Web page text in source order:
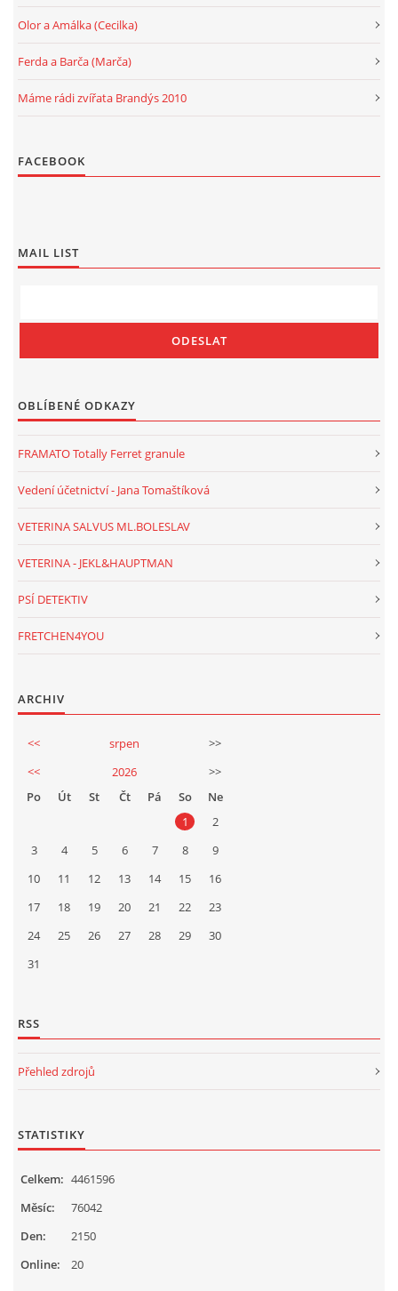
Olor a Amálka (Cecilka)
Ferda a Barča (Marča)
Máme rádi zvířata Brandýs 2010
FACEBOOK
MAIL LIST
OBLÍBENÉ ODKAZY
FRAMATO Totally Ferret granule
Vedení účetnictví - Jana Tomaštíková
VETERINA SALVUS ML.BOLESLAV
VETERINA - JEKL&HAUPTMAN
PSÍ DETEKTIV
FRETCHEN4YOU
ARCHIV
<< srpen
>>
<<
2026
>>
Po
Út St Čt Pá So
Ne
1
2
3
4 5 6 7 8
9
10
11 12 13 14 15
16
17
18 19 20 21 22
23
24
25 26 27 28 29
30
31
RSS
Přehled zdrojů
STATISTIKY
Online: 20
Celkem: 4461596
Měsíc:
76042
Den:
2150